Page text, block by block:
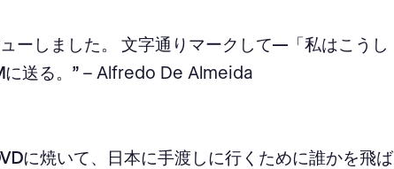
ューしました。 文字通りマークして—「私はこうし
送る。” – Alfredo De Almeida
に焼いて、日本に手渡しに行くために誰かを飛ば